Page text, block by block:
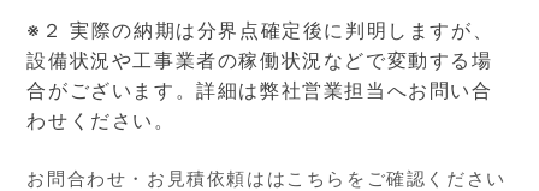
※２ 実際の納期は分界点確定後に判明しますが、
設備状況や工事業者の稼働状況などで変動する場
合がございます。詳細は弊社営業担当へお問い合
わせください。
お問合わせ・お見積依頼ははこちらをご確認ください